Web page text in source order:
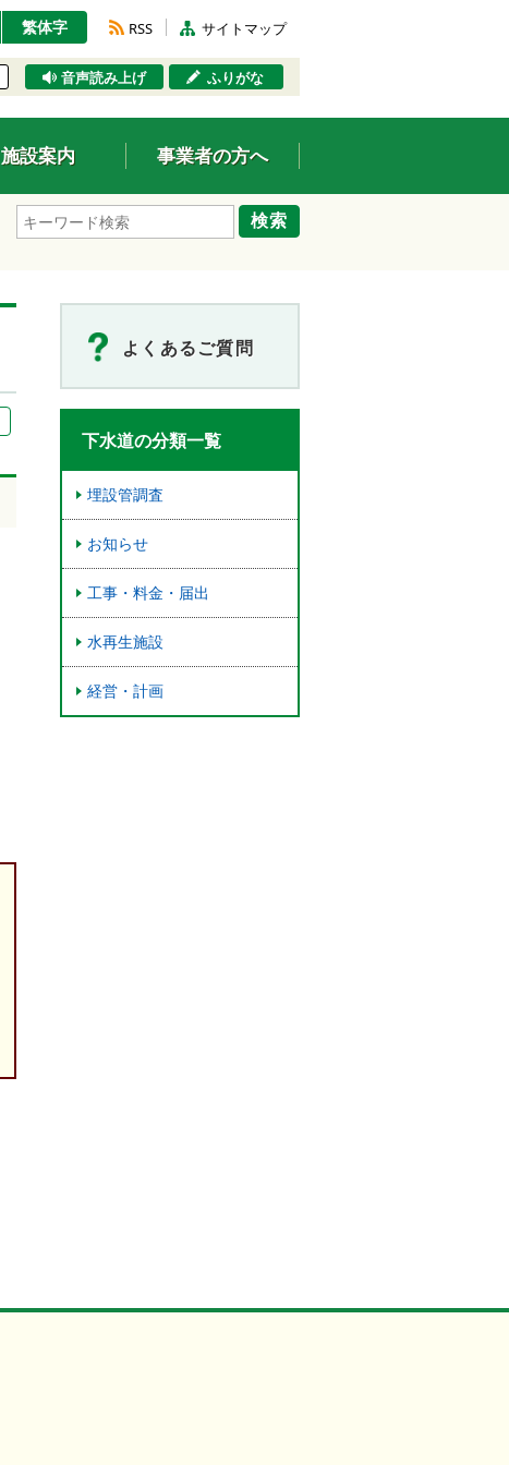
繁体字 RSS サイトマップ
音声読み上げ ふりがな
施設案内 事業者の方へ
検索
よくあるご質問
下水道の分類一覧
埋設管調査
お知らせ
工事・料金・届出
水再生施設
経営・計画